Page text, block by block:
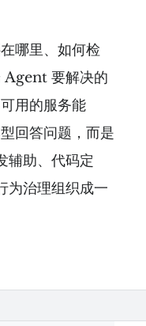
哪里、如何检
Agent 要解决的
用的服务能
回答问题，而是
辅助、代码定
为治理组织成一